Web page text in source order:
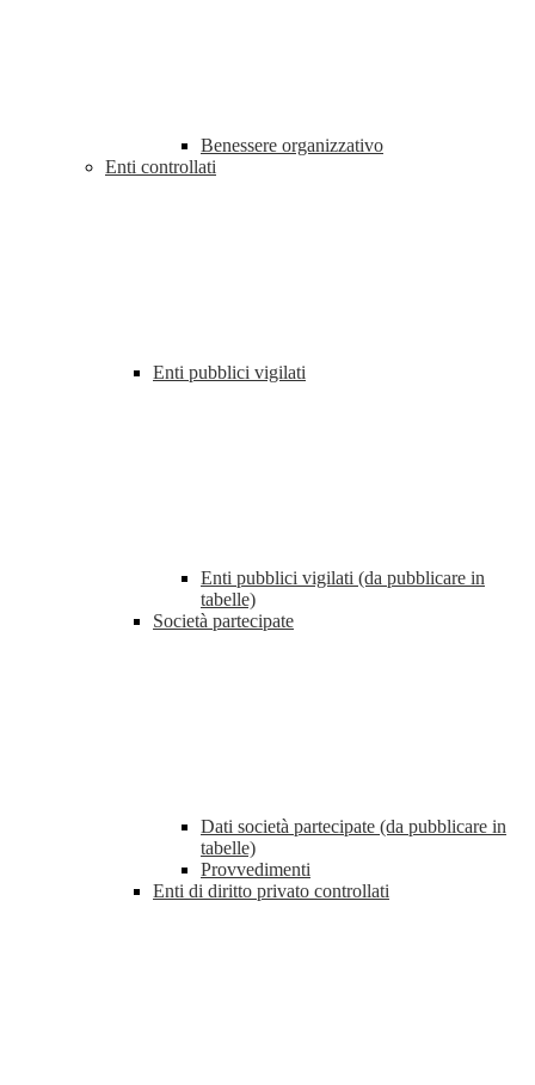
Benessere organizzativo
Enti controllati
Enti pubblici vigilati
Enti pubblici vigilati (da pubblicare in
tabelle)
Società partecipate
Dati società partecipate (da pubblicare in
tabelle)
Provvedimenti
Enti di diritto privato controllati